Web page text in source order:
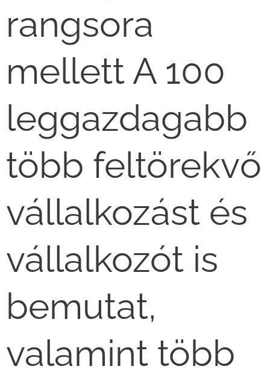
rangsora
mellett A 100
leggazdagabb
több feltörekvő
vállalkozást és
vállalkozót is
bemutat,
valamint több